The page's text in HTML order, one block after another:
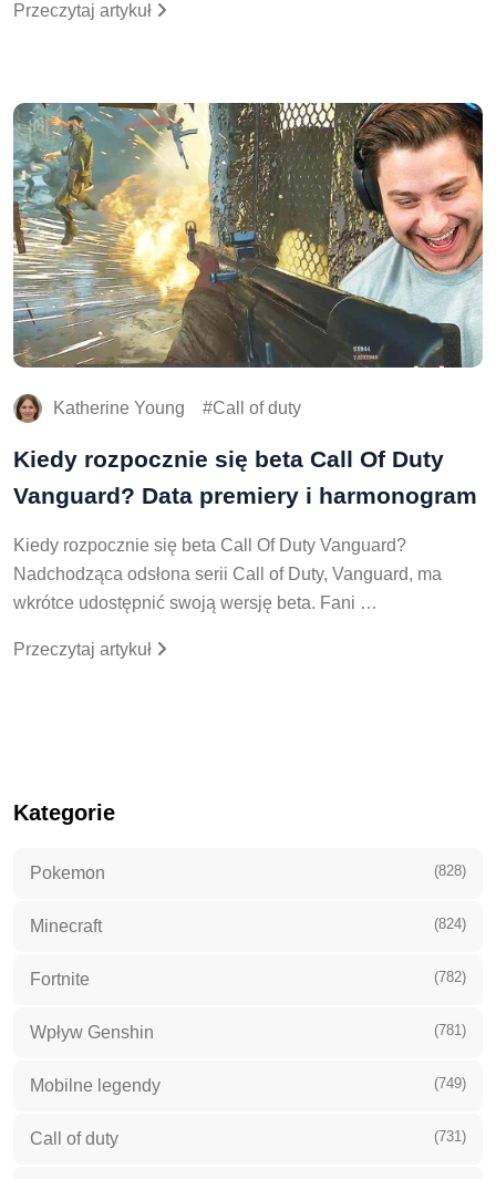
Przeczytaj artykuł
Katherine Young Call of duty
Kiedy rozpocznie się beta Call Of Duty
Vanguard? Data premiery i harmonogram
Kiedy rozpocznie się beta Call Of Duty Vanguard?
Nadchodząca odsłona serii Call of Duty, Vanguard, ma
wkrótce udostępnić swoją wersję beta. Fani …
Przeczytaj artykuł
Kategorie
Pokemon (828)
Minecraft (824)
Fortnite (782)
Wpływ Genshin (781)
Mobilne legendy (749)
Call of duty (731)